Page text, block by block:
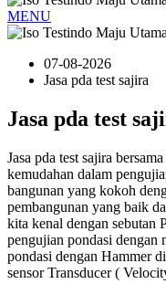
MENU
07-08-2026
Jasa pda test sajira
Jasa pda test
Jasa pda test sajira
kemudahan dalam
bangunan yang kokoh
pembangunan yang baik
kita kenal dengan sebutan
pengujian pondasi dengan
pondasi dengan Hammer
sensor Transducer (